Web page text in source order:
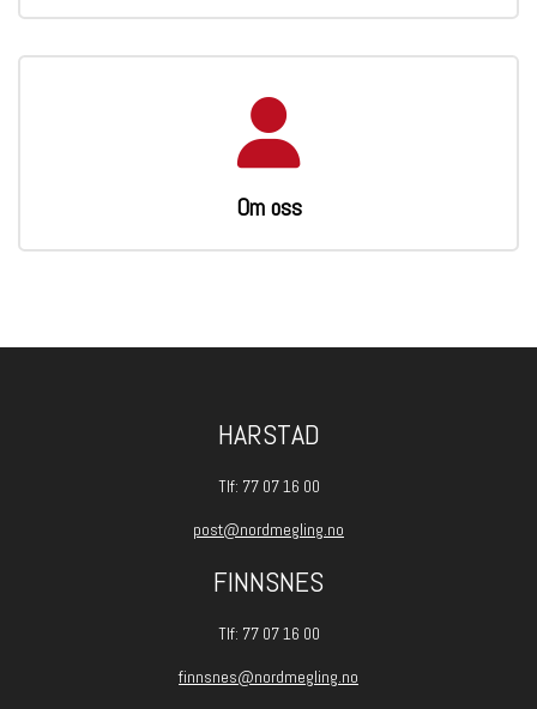
Om oss
HARSTAD
Tlf: 77 07 16 00
post@nordmegling.no
FINNSNES
Tlf: 77 07 16 00
finnsnes@nordmegling.no